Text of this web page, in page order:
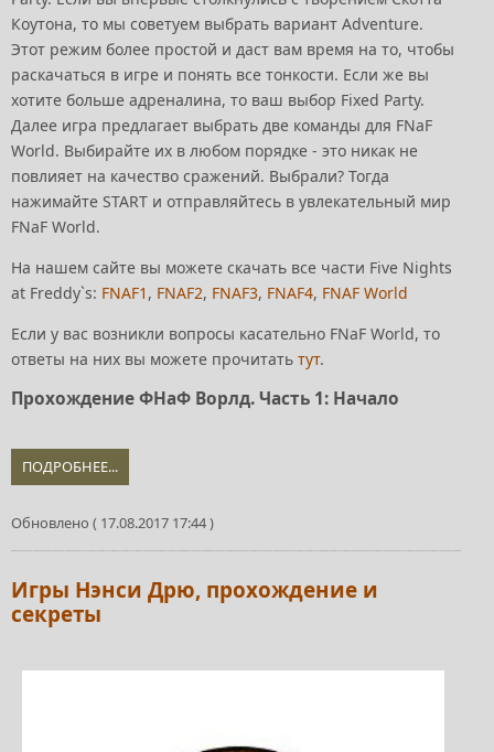
Коутона, то мы советуем выбрать вариант Adventure.
Этот режим более простой и даст вам время на то, чтобы
раскачаться в игре и понять все тонкости. Если же вы
хотите больше адреналина, то ваш выбор Fixed Party.
Далее игра предлагает выбрать две команды для FNaF
World. Выбирайте их в любом порядке - это никак не
повлияет на качество сражений. Выбрали? Тогда
нажимайте START и отправляйтесь в увлекательный мир
FNaF World.
На нашем сайте вы можете скачать все части Five Nights
at Freddy`s: FNAF1 , FNAF2, FNAF3, FNAF4, FNAF World
Если у вас возникли вопросы касательно FNaF World, то
ответы на них вы можете прочитать тут.
Прохождение ФНаФ Ворлд. Часть 1: Начало
ПОДРОБНЕЕ...
Обновлено ( 17.08.2017 17:44 )
Игры Нэнси Дрю, прохождение и
секреты